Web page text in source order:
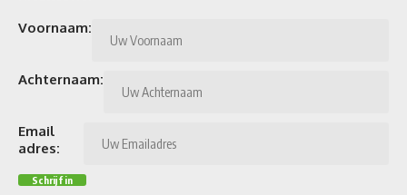
Voornaam:
Achternaam:
Email
adres: